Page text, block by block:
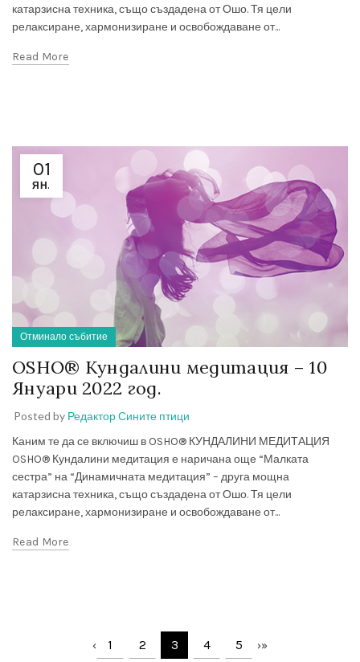
катарзисна техника, също създадена от Ошо. Тя цели
релаксиране, хармонизиране и освобождаване от...
Read More
01
ЯН.
Отминало събитие
OSHO® Кундалини медитация – 10
Януари 2022 год.
Posted by Редактор Сините птици
Каним те да се включиш в OSHO® КУНДАЛИНИ МЕДИТАЦИЯ
OSHO® Кундалини медитация е наричана още “Малката
сестра” на “Динамичната медитация” – друга мощна
катарзисна техника, също създадена от Ошо. Тя цели
релаксиране, хармонизиране и освобождаване от...
Read More
‹ 1 2 3 4 5 ›»